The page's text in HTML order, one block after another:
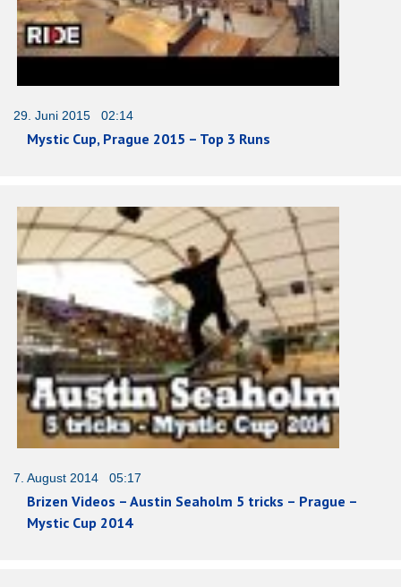
29. Juni 2015 02:14
Mystic Cup, Prague 2015 – Top 3 Runs
7. August 2014 05:17
Brizen Videos – Austin Seaholm 5 tricks – Prague –
Mystic Cup 2014